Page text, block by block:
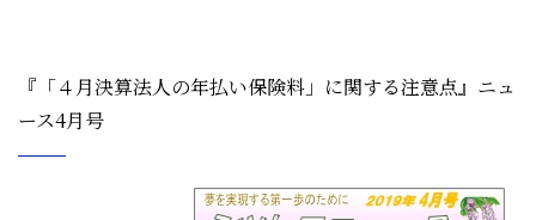
『「４月決算法人の年払い保険料」に関する注意点』ニュ
ース4月号